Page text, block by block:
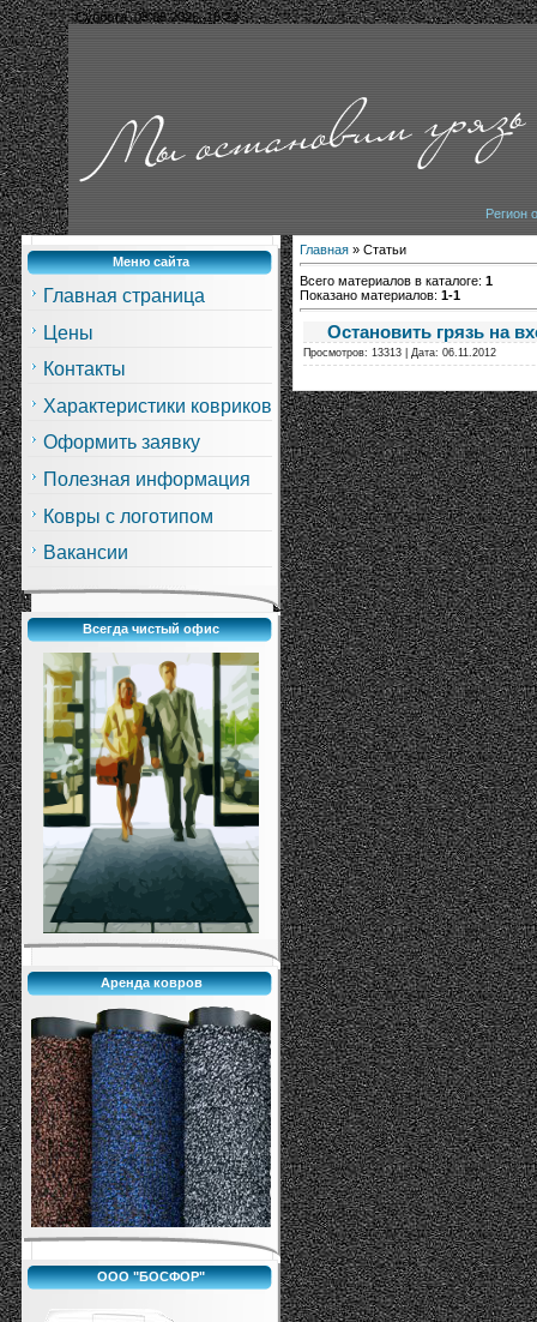
Суббота, 08.08.2026, 16:23
Регион
Меню сайта
Главная страница
Цены
Контакты
Характеристики ковриков
Оформить заявку
Полезная информация
Ковры с логотипом
Вакансии
Всегда чистый офис
Аренда ковров
ООО "БОСФОР"
Главная » Статьи
Всего материалов в каталоге: 1
Показано материалов: 1-1
Остановить грязь на
Просмотров: 13313 | Дата: 06.11.2012